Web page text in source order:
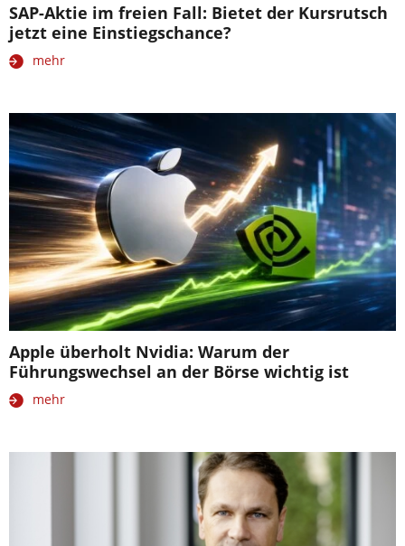
SAP-Aktie im freien Fall: Bietet der Kursrutsch
jetzt eine Einstiegschance?
mehr
Apple überholt Nvidia: Warum der
Führungswechsel an der Börse wichtig ist
mehr